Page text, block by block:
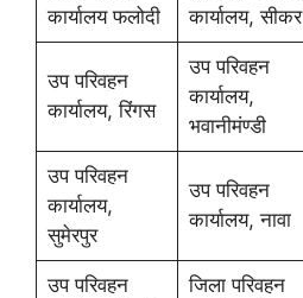
कार्यालय फलोदी
कार्यालय, सीकर
उप परिवहन
कार्यालय, रिंगस
उप परिवहन
कार्यालय,
भवानीमंण्डी
उप परिवहन
कार्यालय,
सुमेरपुर
उप परिवहन
कार्यालय, नावा
उप परिवहन
जिला परिवहन